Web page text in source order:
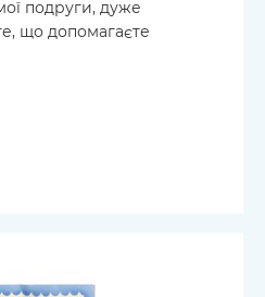
подруги, дуже
що допомагаєте